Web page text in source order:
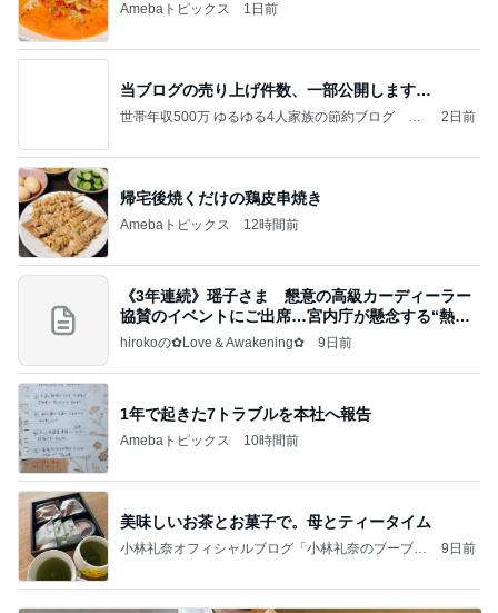
Amebaトピックス 1日前
当ブログの売り上げ件数、一部公開します…
世帯年収500万 ゆるゆる4人家族の節約ブログ 〜
2日前
帰宅後焼くだけの鶏皮串焼き
Amebaトピックス 12時間前
《3年連続》瑶子さま 懇意の高級カーディーラー
協賛のイベントにご出席…宮内庁が懸念する“熱心
すぎ
hirokoの✿Love＆Awakening✿ 9日前
1年で起きた7トラブルを本社へ報告
Amebaトピックス 10時間前
美味しいお茶とお菓子で。母とティータイム
小林礼奈オフィシャルブログ「小林礼奈のブーブー
9日前